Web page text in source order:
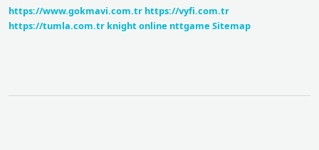
https://www.gokmavi.com.tr https://vyfi.com.tr
https://tumla.com.tr knight online nttgame Sitemap